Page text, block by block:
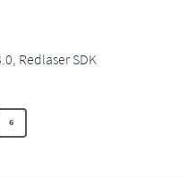
Redlaser SDK
6